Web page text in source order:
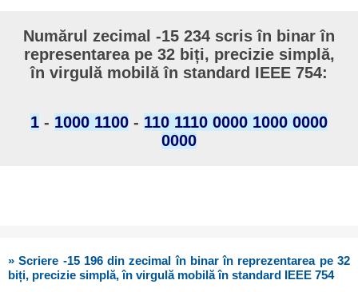
Numărul zecimal -15 234 scris în binar în
representarea pe 32 biți, precizie simplă,
în virgulă mobilă în standard IEEE 754:
1 - 1000 1100 - 110 1110 0000 1000 0000
0000
» Scriere -15 196 din zecimal în binar în reprezentarea pe 32
biți, precizie simplă, în virgulă mobilă în standard IEEE 754